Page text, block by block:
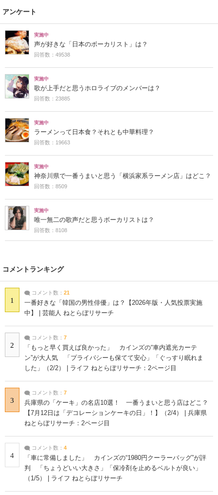
アンケート
実施中
声が好きな「日本のボーカリスト」は？
回答数：49538
実施中
歌が上手だと思うホロライブのメンバーは？
回答数：23885
実施中
ラーメンって日本食？それとも中華料理？
回答数：19663
実施中
神奈川県で一番うまいと思う「横浜家系ラーメン店」はどこ？
回答数：8509
実施中
唯一無二の歌声だと思うボーカリストは？
回答数：8108
コメントランキング
1
コメント数： 21
一番好きな「韓国の男性俳優」は？【2026年版・人気投票実施
中】 | 芸能人 ねとらぼリサーチ
2
コメント数： 7
「もっと早く買えば良かった」 カインズの“車内遮光カーテ
ン”が大人気 「プライバシーも保てて安心」「ぐっすり眠れま
した」（2/2） | ライフ ねとらぼリサーチ：2ページ目
3
コメント数： 7
兵庫県の「ケーキ」の名店10選！ 一番うまいと思う店はどこ？
【7月12日は「デコレーションケーキの日」！】（2/4） | 兵庫県
ねとらぼリサーチ：2ページ目
4
コメント数： 4
「車に常備しました」 カインズの“1980円クーラーバッグ”が評
判 「ちょうどいい大きさ」「保冷剤を止めるベルトが良い」
（1/5） | ライフ ねとらぼリサーチ